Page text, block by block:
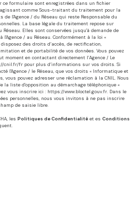
ce formulaire sont enregistrées dans un fichier
comme Sous-traitant du traitement pour la
l'Agence / du Réseau qui reste Responsable du
La base légale du traitement repose sur
Réseau. Elles sont conservées jusqu'à demande de
/ au Réseau. Conformément à la loi «
des droits d’accès, de rectification,
et de portabilité de vos données. Vous pouvez
moment en contactant directement l’Agence / Le
cnil.fr/fr pour plus d’informations sur vos droits. Si
l'Agence / le Réseau, que vos droits « Informatique et
vous pouvez adresser une réclamation à la CNIL. Nous
la liste d'opposition au démarchage téléphonique «
vous inscrire ici : https://www.bloctel.gouv.fr. Dans le
personnelles, nous vous invitons à ne pas inscrire
de saisie libre.
les Politiques de Confidentialité et es Conditions